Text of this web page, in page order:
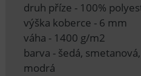
druh příze - 100%
výška koberce - 6 mm
váha - 1400 g/m2
barva - šedá,
modrá